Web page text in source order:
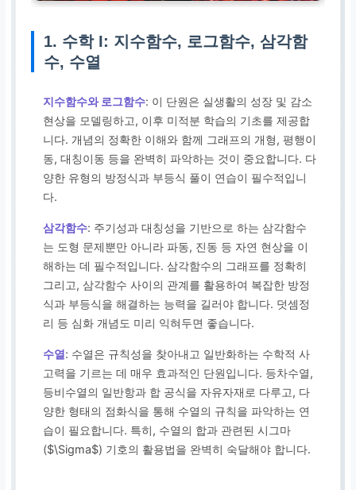
1. 수학 I: 지수함수, 로그함수, 삼각함
수, 수열
지수함수와 로그함수: 이 단원은 실생활의 성장 및 감소
현상을 모델링하고, 이후 미적분 학습의 기초를 제공합
니다. 개념의 정확한 이해와 함께 그래프의 개형, 평행이
동, 대칭이동 등을 완벽히 파악하는 것이 중요합니다. 다
양한 유형의 방정식과 부등식 풀이 연습이 필수적입니
다.
삼각함수: 주기성과 대칭성을 기반으로 하는 삼각함수
는 도형 문제뿐만 아니라 파동, 진동 등 자연 현상을 이
해하는 데 필수적입니다. 삼각함수의 그래프를 정확히
그리고, 삼각함수 사이의 관계를 활용하여 복잡한 방정
식과 부등식을 해결하는 능력을 길러야 합니다. 덧셈정
리 등 심화 개념도 미리 익혀두면 좋습니다.
수열: 수열은 규칙성을 찾아내고 일반화하는 수학적 사
고력을 기르는 데 매우 효과적인 단원입니다. 등차수열,
등비수열의 일반항과 합 공식을 자유자재로 다루고, 다
양한 형태의 점화식을 통해 수열의 규칙을 파악하는 연
습이 필요합니다. 특히, 수열의 합과 관련된 시그마
($\Sigma$) 기호의 활용법을 완벽히 숙달해야 합니다.